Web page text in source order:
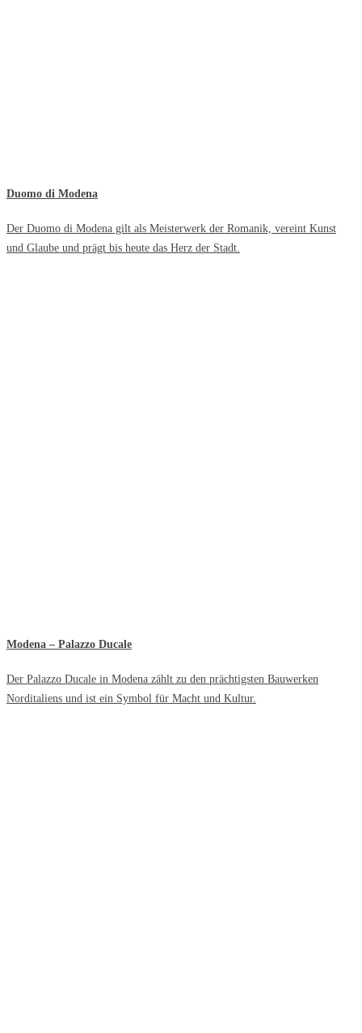
Duomo di Modena
Der Duomo di Modena gilt als Meisterwerk der Romanik, vereint Kunst
und Glaube und prägt bis heute das Herz der Stadt.
Modena – Palazzo Ducale
Der Palazzo Ducale in Modena zählt zu den prächtigsten Bauwerken
Norditaliens und ist ein Symbol für Macht und Kultur.